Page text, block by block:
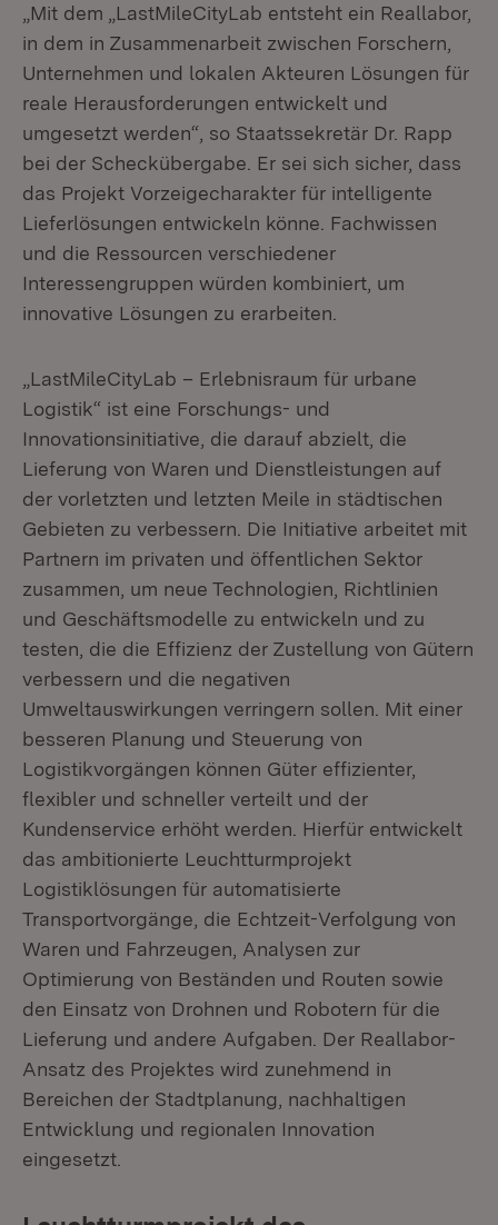
„Mit dem „LastMileCityLab entsteht ein Reallabor,
in dem in Zusammenarbeit zwischen Forschern,
Unternehmen und lokalen Akteuren Lösungen für
reale Herausforderungen entwickelt und
umgesetzt werden“, so Staatssekretär Dr. Rapp
bei der Scheckübergabe. Er sei sich sicher, dass
das Projekt Vorzeigecharakter für intelligente
Lieferlösungen entwickeln könne. Fachwissen
und die Ressourcen verschiedener
Interessengruppen würden kombiniert, um
innovative Lösungen zu erarbeiten.
„LastMileCityLab – Erlebnisraum für urbane
Logistik“ ist eine Forschungs- und
Innovationsinitiative, die darauf abzielt, die
Lieferung von Waren und Dienstleistungen auf
der vorletzten und letzten Meile in städtischen
Gebieten zu verbessern. Die Initiative arbeitet mit
Partnern im privaten und öffentlichen Sektor
zusammen, um neue Technologien, Richtlinien
und Geschäftsmodelle zu entwickeln und zu
testen, die die Effizienz der Zustellung von Gütern
verbessern und die negativen
Umweltauswirkungen verringern sollen. Mit einer
besseren Planung und Steuerung von
Logistikvorgängen können Güter effizienter,
flexibler und schneller verteilt und der
Kundenservice erhöht werden. Hierfür entwickelt
das ambitionierte Leuchtturmprojekt
Logistiklösungen für automatisierte
Transportvorgänge, die Echtzeit-Verfolgung von
Waren und Fahrzeugen, Analysen zur
Optimierung von Beständen und Routen sowie
den Einsatz von Drohnen und Robotern für die
Lieferung und andere Aufgaben. Der Reallabor-
Ansatz des Projektes wird zunehmend in
Bereichen der Stadtplanung, nachhaltigen
Entwicklung und regionalen Innovation
eingesetzt.